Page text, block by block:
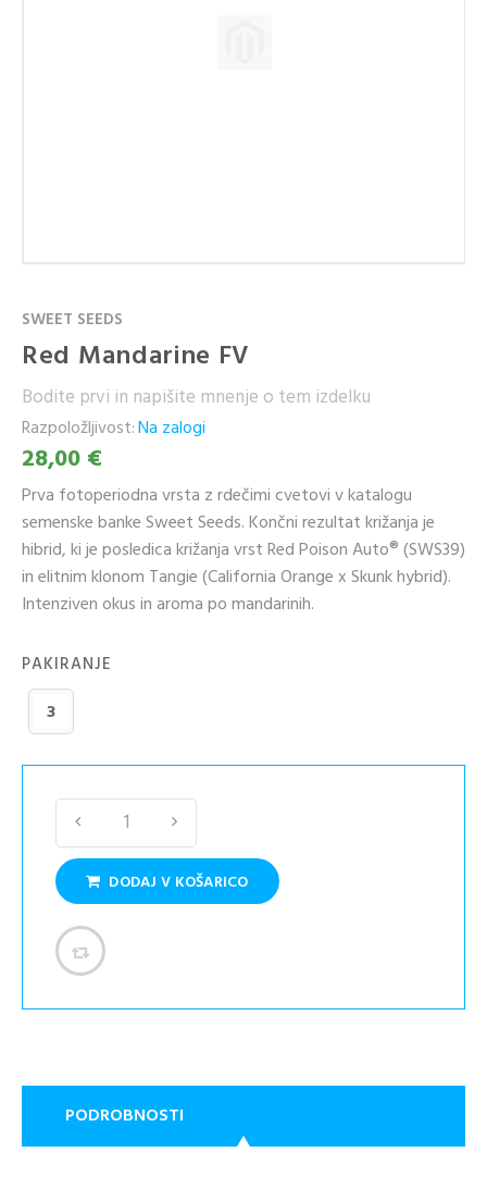
SWEET SEEDS
Red Mandarine FV
Bodite prvi in napišite mnenje o tem izdelku
Razpoložljivost:Na zalogi
28,00 €
Prva fotoperiodna vrsta z rdečimi cvetovi v katalogu
semenske banke Sweet Seeds. Končni rezultat križanja je
hibrid, ki je posledica križanja vrst Red Poison Auto® (SWS39)
in elitnim klonom Tangie (California Orange x Skunk hybrid).
Intenziven okus in aroma po mandarinih.
PAKIRANJE
3
DODAJ V KOŠARICO
PODROBNOSTI